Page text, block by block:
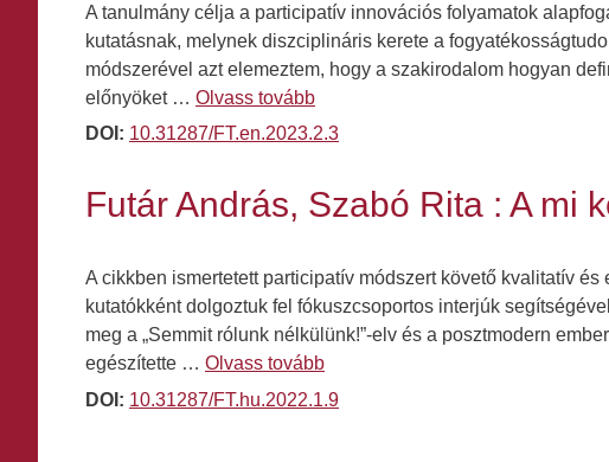
A tanulmány célja a participatív innovációs folyamatok
kutatásnak, melynek diszciplináris kerete a
módszerével azt elemeztem, hogy a szakirodalom hogyan
előnyöket … Olvass tovább
DOI: 10.31287/FT.en.2023.2.3
Futár András, Szabó Rita : A mi
A cikkben ismertetett participatív módszert követő kvalitatív
kutatókként dolgoztuk fel fókuszcsoportos interjúk
meg a „Semmit rólunk nélkülünk!”-elv és a posztmodern
egészítette … Olvass tovább
DOI: 10.31287/FT.hu.2022.1.9